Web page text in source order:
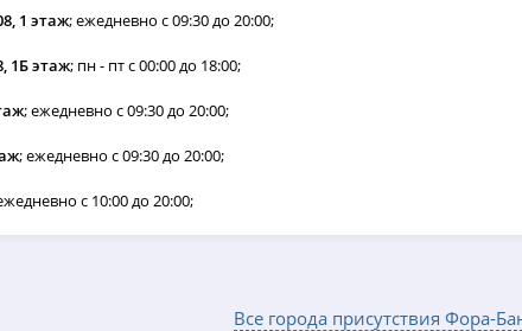
1 этаж; ежедневно с 09:30 до 20:00;
1Б этаж; пн - пт с 00:00 до 18:00;
; ежедневно с 09:30 до 20:00;
; ежедневно с 09:30 до 20:00;
с 10:00 до 20:00;
Все города присутствия Фора-